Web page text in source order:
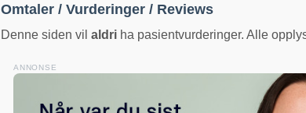
Omtaler / Vurderinger / Reviews
Denne siden vil aldri ha pasientvurderinger. Alle
ANNONSE